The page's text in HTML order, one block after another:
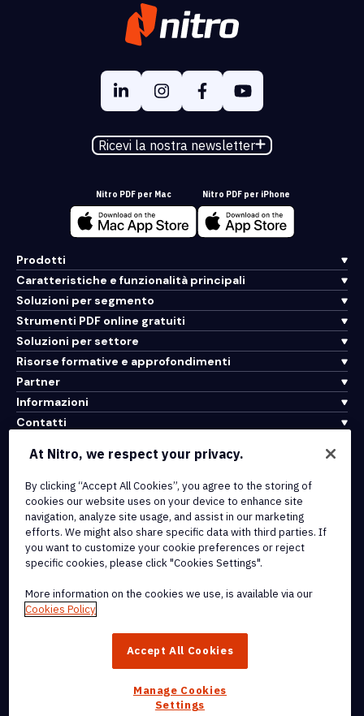
Ricevi la nostra newsletter
Nitro PDF per Mac Nitro PDF per iPhone
Prodotti
Caratteristiche e funzionalità principali
Soluzioni per segmento
Strumenti PDF online gratuiti
Soluzioni per settore
Risorse formative e approfondimenti
Partner
Informazioni
Contatti
Integrazioni e connettività API
Termini di servizio
Politica sui cookie
Politica sul copyright
Tutti i termini e le politiche
© 2026 Nitro Software, Inc. Tutti i diritti riservati.
Sign e Nitro Analytics sono marchi e/o marchi registrati di Nitro
At Nitro, we respect your privacy.
By clicking “Accept All Cookies”, you agree to the storing of
cookies our website uses on your device to enhance site
navigation, analyze site usage, and assist in our marketing
efforts. We might also share specific data with third parties. If
you want to customize your cookie preferences or reject
specific cookies, please click "Cookies Settings".
More information on the cookies we use, is available via our
Cookies Policy
Accept All Cookies
Manage Cookies
Settings